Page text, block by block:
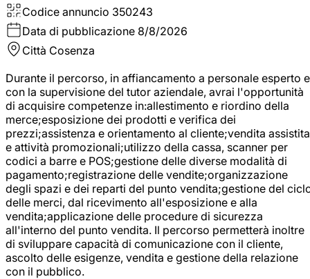
Codice annuncio 350243
Data di pubblicazione 8/8/2026
Città Cosenza
Durante il percorso, in affiancamento a personale esperto e
con la supervisione del tutor aziendale, avrai l'opportunità
di acquisire competenze in:allestimento e riordino della
merce;esposizione dei prodotti e verifica dei
prezzi;assistenza e orientamento al cliente;vendita assistita
e attività promozionali;utilizzo della cassa, scanner per
codici a barre e POS;gestione delle diverse modalità di
pagamento;registrazione delle vendite;organizzazione
degli spazi e dei reparti del punto vendita;gestione del
delle merci, dal ricevimento all'esposizione e alla
vendita;applicazione delle procedure di sicurezza
all'interno del punto vendita. Il percorso permetterà inoltre
di sviluppare capacità di comunicazione con il cliente,
ascolto delle esigenze, vendita e gestione della relazione
con il pubblico.